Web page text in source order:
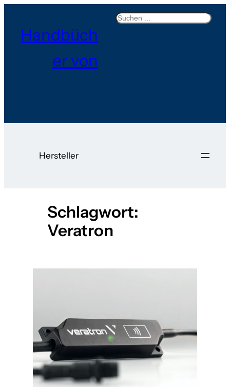
springen
Search
Handbüch
er von
Hersteller
Schlagwort:
Veratron